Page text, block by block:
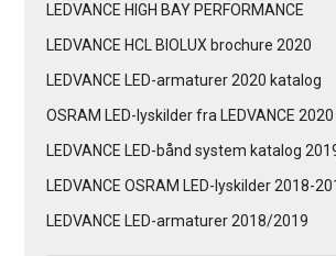
LEDVANCE HIGH BAY PERFORMANCE
LEDVANCE HCL BIOLUX brochure 2020
LEDVANCE LED-armaturer 2020 katalog
OSRAM LED-lyskilder fra LEDVANCE
LEDVANCE LED-bånd system katalog
LEDVANCE OSRAM LED-lyskilder 2018-
LEDVANCE LED-armaturer 2018/2019